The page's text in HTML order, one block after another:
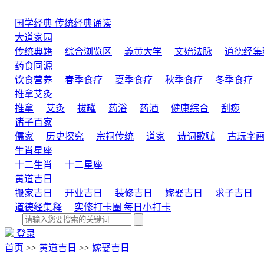
国学经典 传统经典诵读
大道家园
传统典籍
综合浏览区 羲黄大学 文始法脉
道德经集
药食同源
饮食营养
春季食疗 夏季食疗 秋季食疗 冬季食疗
推拿艾灸
推拿
艾灸 拔罐 药浴 药酒 健康综合
刮痧
诸子百家
儒家
历史探究 宗祠传统 道家 诗词歌赋 古玩字画
生肖星座
十二生肖
十二星座
黄道吉日
搬家吉日
开业吉日 装修吉日 嫁娶吉日
求子吉日
道德经集释
实修打卡圈 每日小打卡
登录
首页 >> 黄道吉日 >> 嫁娶吉日